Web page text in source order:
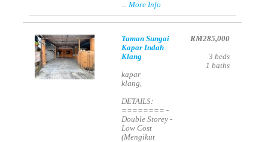
...More Info
Taman Sungai
Kapar Indah
Klang
kapar
klang,
DETAILS:
======== -
Double Storey -
Low Cost
(Mengikut
RM285,000
3 beds
1 baths